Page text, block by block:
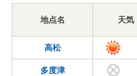
地点名 天気
高松
多度津